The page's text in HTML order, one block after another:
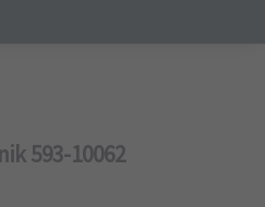
593-10062